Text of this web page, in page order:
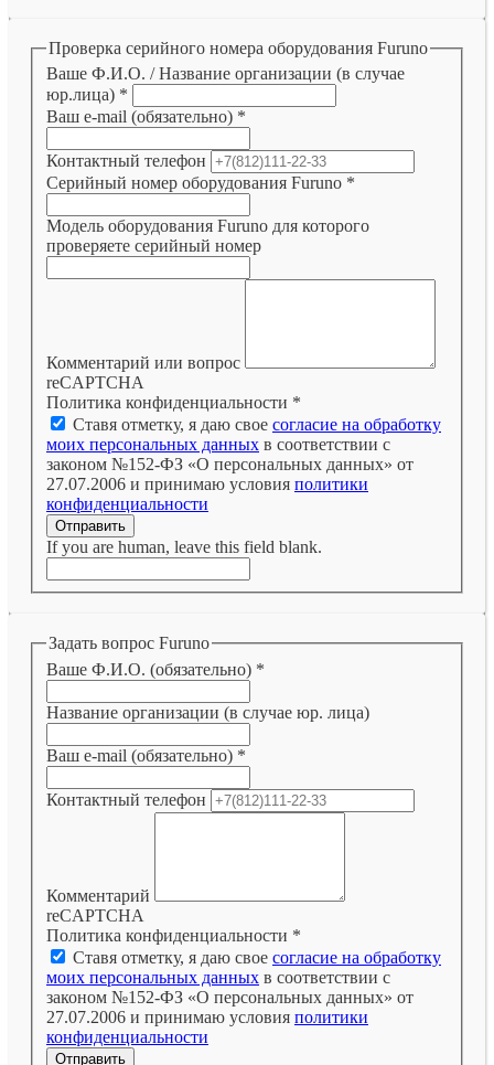
Проверка серийного номера оборудования Furuno
Ваше Ф.И.О. / Название организации (в случае
юр.лица) *
Ваш e-mail (обязательно) *
Контактный телефон
Серийный номер оборудования Furuno *
Модель оборудования Furuno для которого
проверяете серийный номер
Комментарий или вопрос
reCAPTCHA
Политика конфиденциальности *
Ставя отметку, я даю свое согласие на обработку
моих персональных данных в соответствии с
законом №152-ФЗ «О персональных данных» от
27.07.2006 и принимаю условия политики
конфиденциальности
Отправить
If you are human, leave this field blank.
Задать вопрос Furuno
Ваше Ф.И.О. (обязательно) *
Название организации (в случае юр. лица)
Ваш e-mail (обязательно) *
Контактный телефон
Комментарий
reCAPTCHA
Политика конфиденциальности *
Ставя отметку, я даю свое согласие на обработку
моих персональных данных в соответствии с
законом №152-ФЗ «О персональных данных» от
27.07.2006 и принимаю условия политики
конфиденциальности
Отправить